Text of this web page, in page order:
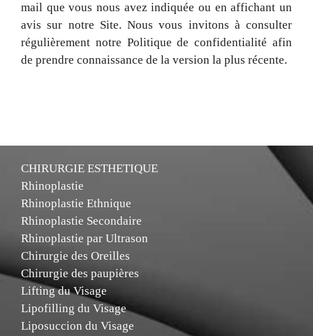
mail que vous nous avez indiquée ou en affichant un
avis sur notre Site. Nous vous invitons à consulter
régulièrement notre Politique de confidentialité afin
de prendre connaissance de la version la plus récente.
CHIRURGIE ESTHETIQUE
Rhinoplastie
Rhinoplastie Ethnique
Rhinoplastie Secondaire
Rhinoplastie par Ultrason
Chirurgie des Oreilles
Chirurgie des paupières
Lifting du Visage
Lipofilling du Visage
Liposuccion du Visage